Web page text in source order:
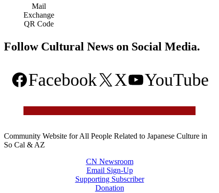
Mail
Exchange
QR Code
Follow Cultural News on Social Media.
Facebook X YouTube
Community Website for All People Related to Japanese Culture in
So Cal & AZ
CN Newsroom
Email Sign-Up
Supporting Subscriber
Donation